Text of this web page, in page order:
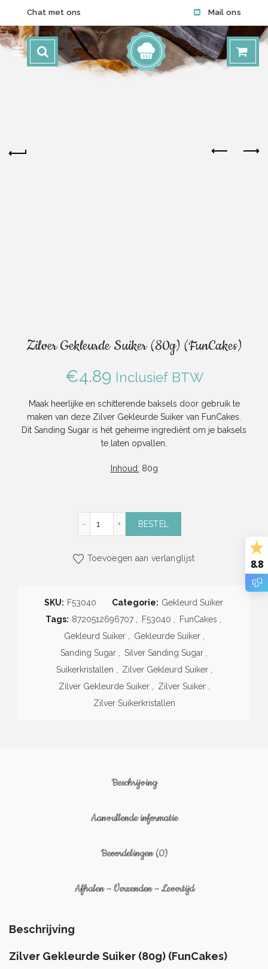
Chat met ons Mail ons
Zilver Gekleurde Suiker (80g) (FunCakes)
€4.89 Inclusief BTW
Maak heerlijke en schitterende baksels door gebruik te
maken van deze Zilver Gekleurde Suiker van FunCakes.
Dit Sanding Sugar is hét geheime ingrediënt om je baksels
te laten opvallen.
Inhoud: 80g
BESTEL
Toevoegen aan verlanglijst
SKU: F53040 Categorie: Gekleurd Suiker
Tags: 8720512696707 F53040 FunCakes
Gekleurd Suiker
Gekleurde Suiker
Sanding Sugar
Silver Sanding Sugar
Suikerkristallen
Zilver Gekleurd Suiker
Zilver Gekleurde Suiker
Zilver Suiker
Zilver Suikerkristallen
Beschrijving
Aanvullende informatie
Beoordelingen (0)
Afhalen – Verzenden – Levertijd
Beschrijving
Zilver Gekleurde Suiker (80g) (FunCakes)
8.8